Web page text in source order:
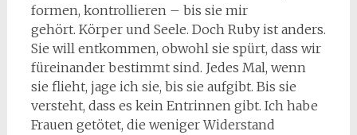
formen, kontrollieren – bis sie mir
gehört. Körper und Seele. Doch Ruby ist anders.
Sie will entkommen, obwohl sie spürt, dass wir
füreinander bestimmt sind. Jedes Mal, wenn
sie flieht, jage ich sie, bis sie aufgibt. Bis sie
versteht, dass es kein Entrinnen gibt. Ich habe
Frauen getötet, die weniger Widerstand